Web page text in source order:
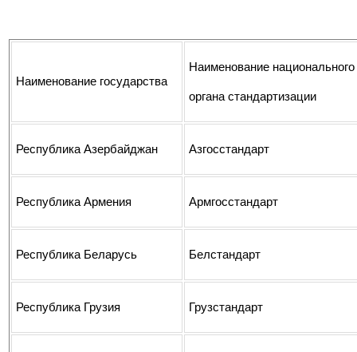
Наименование государства
Наименование национального
органа стандартизации
Республика Азербайджан Азгосстандарт
Республика Армения Армгосстандарт
Республика Беларусь Белстандарт
Республика Грузия Грузстандарт